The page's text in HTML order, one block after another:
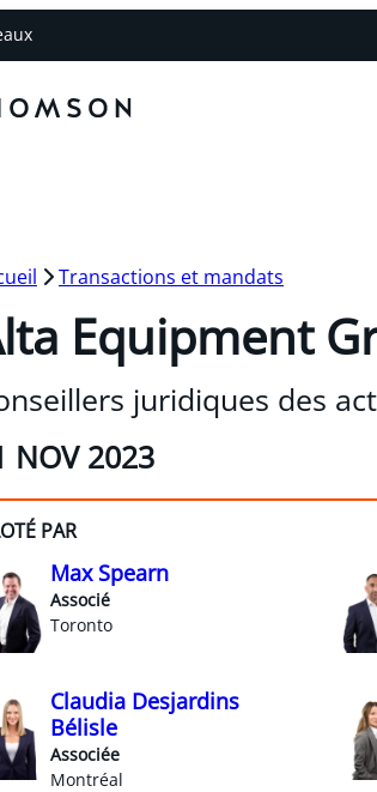
Transactions et mandats
Equipment
juridiques des
NOV 2023
PAR
Max Spearn
Associé
Toronto
Claudia Desjardins
Bélisle
Associée
Montréal